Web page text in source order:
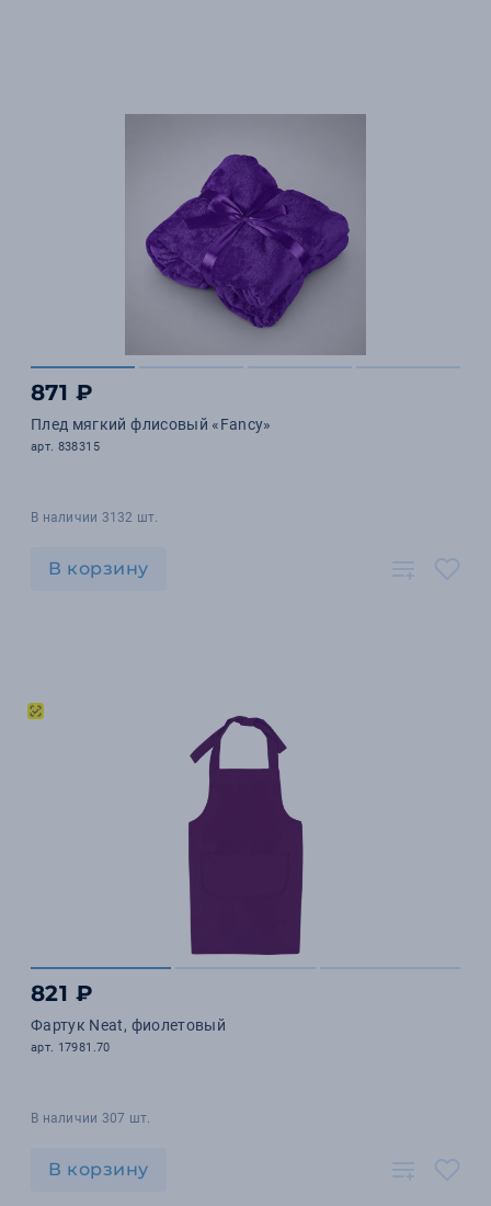
871 ₽
Плед мягкий флисовый «Fancy»
арт. 838315
В наличии 3132 шт.
В корзину
821 ₽
Фартук Neat, фиолетовый
арт. 17981.70
В наличии 307 шт.
В корзину